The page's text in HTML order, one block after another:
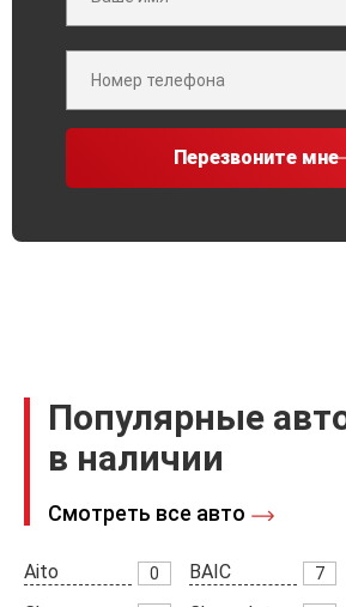
Перезвоните мне
Популярные
в наличии
Смотреть все авто
Aito 0 BAIC 7